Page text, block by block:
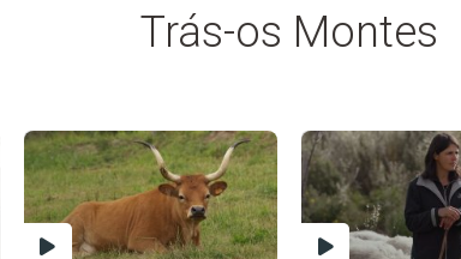
Trás-os Montes